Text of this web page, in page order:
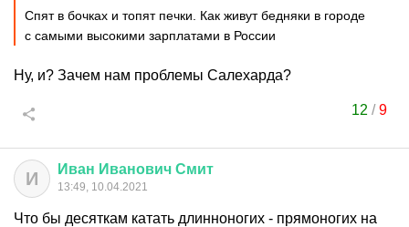
Спят в бочках и топят печки. Как живут бедняки в городе
с самыми высокими зарплатами в России
Ну, и? Зачем нам проблемы Салехарда?
12 /9
И Иван Иванович Смит
13:49, 10.04.2021
Что бы десяткам катать длинноногих - прямоногих на